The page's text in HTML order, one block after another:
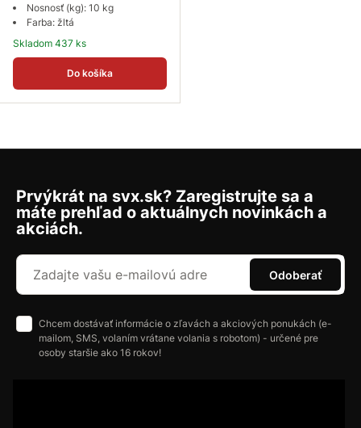
Nosnosť (kg): 10 kg
Farba: žltá
Skladom 437 ks
Do košíka
Prvýkrát na svx.sk? Zaregistrujte sa a
máte prehľad o aktuálnych novinkách a
akciách.
Odoberať
Chcem dostávať informácie o zľavách a akciových ponukách (e-
mailom, SMS, volaním vrátane volania s robotom) - určené pre
osoby staršie ako 16 rokov!